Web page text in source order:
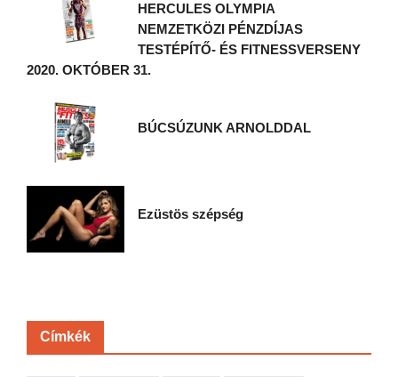
HERCULES OLYMPIA
NEMZETKÖZI PÉNZDÍJAS
TESTÉPÍTŐ- ÉS FITNESSVERSENY
2020. OKTÓBER 31.
BÚCSÚZUNK ARNOLDDAL
Ezüstös szépség
Címkék